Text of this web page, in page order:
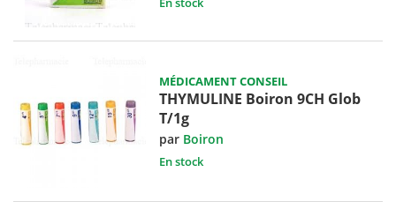
MÉDICAMENT CONSEIL
THYMULINE Boiron 9CH Glob
T/1g
par Boiron
En stock